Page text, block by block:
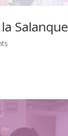
Salanque